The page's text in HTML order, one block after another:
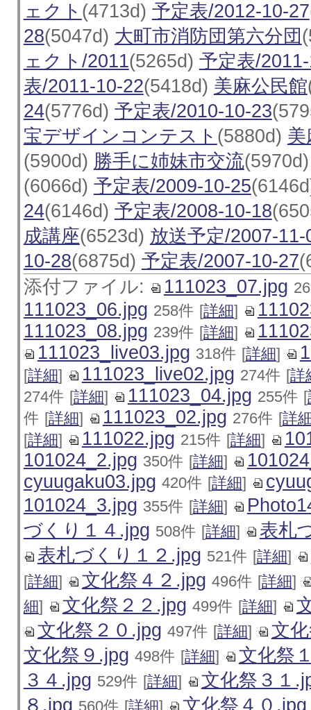
ェクト (4713d) 予定表/2012-10-27
28(5047d) 大町市消防団第六分団
ェクト/2011(5265d) 予定表/
表/2011-10-22(5418d) 美麻公民館
24(5776d) 予定表/2010-10-23
宝デザインコンテスト (5880d)
(5900d) 勝手に姉妹市交流
(6066d) 予定表/2009-10-25
24(6146d) 予定表/2008-10-18
成講座(6523d) 放送予定/2007-11-
10-28(6875d) 予定表/2007-10-27
添付ファイル:
111023_07.jpg
111023_06.jpg 258件 [詳細]
111023_08.jpg 239件 [詳細]
111023_live03.jpg 318件 [詳細]
[詳細] 111023_live02.jpg 274件 [詳
274件 [詳細] 111023_04.jpg 255件 [
件 [詳細] 111023_02.jpg 276件 [詳
[詳細] 111022.jpg 215件 [詳細]
101024_2.jpg 350件 [詳細]
cyuugaku03.jpg 420件 [詳細]
101024_3.jpg 355件 [詳細]
づくり１４.jpg 508件 [詳細]
表札
表札づくり１２.jpg 521件 [詳細]
[詳細] 文化祭４２.jpg 496件 [詳細]
細] 文化祭２２.jpg 499件 [詳細]
文化祭２０.jpg 497件 [詳細]
文
文化祭９.jpg 498件 [詳細]
文化祭
３４.jpg 529件 [詳細]
文化祭３１
８.jpg 560件 [詳細] 文化祭４０.jpg